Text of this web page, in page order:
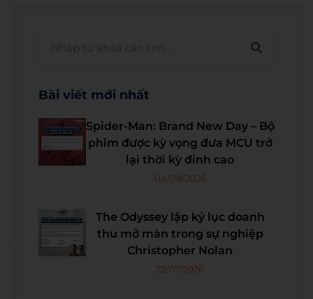
Bài viết mới nhất
Spider-Man: Brand New Day – Bộ
phim được kỳ vọng đưa MCU trở
lại thời kỳ đỉnh cao
04/08/2026
The Odyssey lập kỷ lục doanh
thu mở màn trong sự nghiệp
Christopher Nolan
22/07/2026